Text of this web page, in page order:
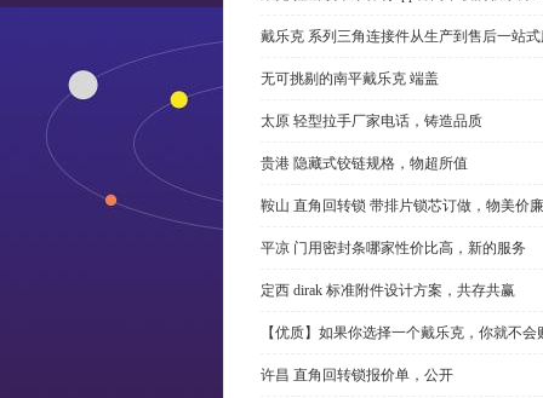
戴乐克 系列三角连接件从生产到售后一站
无可挑剔的南平戴乐克 端盖
太原 轻型拉手厂家电话，铸造品质
贵港 隐藏式铰链规格，物超所值
鞍山 直角回转锁 带排片锁芯订做，物美价廉
平凉 门用密封条哪家性价比高，新的服务
定西 dirak 标准附件设计方案，共存共赢
【优质】如果你选择一个戴乐克，你就不
许昌 直角回转锁报价单，公开